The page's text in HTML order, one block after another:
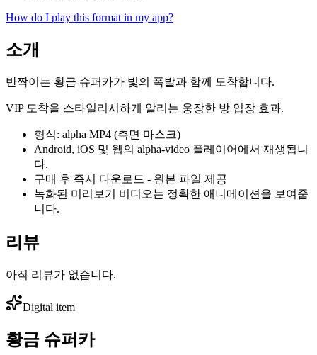
How do I play this format in my app?
소개
반짝이는 황금 슈퍼카가 빛의 폭발과 함께 도착합니다.
VIP 도착을 스타일리시하게 알리는 웅장한 방 입장 효과.
형식: alpha MP4 (측면 마스크)
Android, iOS 및 웹의 alpha-video 플레이어에서 재생됩니
다.
구매 후 즉시 다운로드 - 원본 파일 제공
녹화된 미리보기 비디오는 정확한 애니메이션을 보여줍
니다.
리뷰
아직 리뷰가 없습니다.
Digital item
황금 슈퍼카